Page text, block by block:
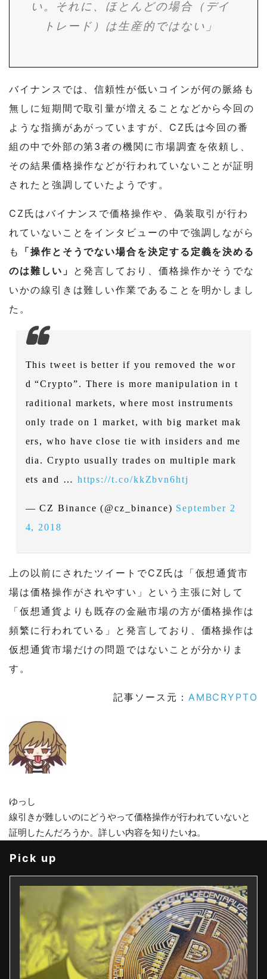
い。それに、ほとんどの場合（デイ
トレード）は生産的ではない」
バイナンスでは、信頼性が低いコインが何の脈絡も
無しに短期間で取引量が増えることなどから今回の
ような指摘があがっていますが、CZ氏は今回の番
組の中で外部の第3者の機関に市場調査を依頼し、
その結果価格操作などが行われていないことが証明
されたと強調していたようです。
CZ氏はバイナンスで価格操作や、偽装取引が行わ
れていないことをインタビューの中で強調しながら
も
「操作とそうでない場合を決定する定義を決める
のは難しい」 と発言しており、価格操作かそうでな
いかの線引きは難しい作業であることを明かしまし
た。
This tweet is better if you removed the wor
d “Crypto”. There is more manipulation in t
raditional markets, where most instruments
only trade on 1 market, with big market mak
ers, who have close tie with insiders and me
dia. Crypto usually trades on multiple mark
ets and … https://t.co/kkZbvn6htj
— CZ Binance (@cz_binance) September 2
4, 2018
上の以前にされたツイートでCZ氏は「仮想通貨市
場は価格操作がされやすい」という主張に対して
「仮想通貨よりも既存の金融市場の方が価格操作は
頻繁に行われている」と発言しており、価格操作は
仮想通貨市場だけの問題ではないことが分かりま
す。
記事ソース元： AMBCRYPTO
ゆっし
線引きが難しいのにどうやって価格操作が行われていないと
証明したんだろうか。詳しい内容を知りたいね。
Pick up